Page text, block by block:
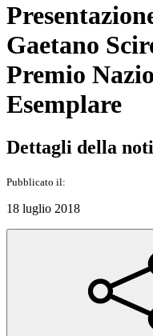
Gaetano
Premio
Esemplare
Dettagli della
Pubblicato il:
18 luglio 2018